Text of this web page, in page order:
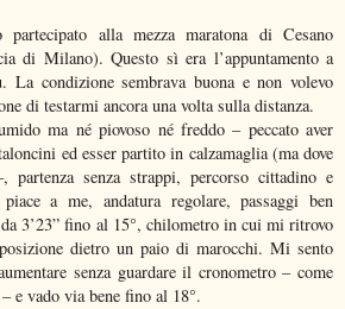
alla mezza maratona di Cesano
di Milano). Questo sì era l’appuntamento a
La condizione sembrava buona e non volevo
di testarmi ancora una volta sulla distanza.
ma né piovoso né freddo – peccato aver
ed esser partito in calzamaglia (ma dove
partenza senza strappi, percorso cittadino e
a me, andatura regolare, passaggi ben
3’23” fino al 15°, chilometro in cui mi ritrovo
dietro un paio di marocchi. Mi sento
senza guardare il cronometro – come
e vado via bene fino al 18°.